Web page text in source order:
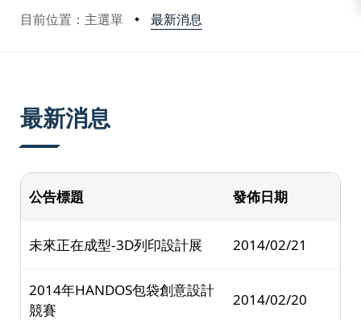
目前位置：主選單 最新消息
最新消息
公告標題 發佈日期
未來正在成型-3D列印設計展 2014/02/21
2014年HANDOS包袋創意設計
競賽
2014/02/20